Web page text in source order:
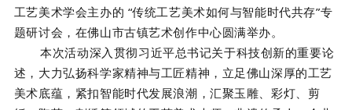
工艺美术学会主办的 “传统工艺美术如何与智能时代共存”专
题研讨会，在佛山市古镇艺术创作中心圆满举办。
本次活动深入贯彻习近平总书记关于科技创新的重要论
述，大力弘扬科学家精神与工匠精神，立足佛山深厚的工艺
美术底蕴，紧扣智能时代发展浪潮，汇聚玉雕、彩灯、剪